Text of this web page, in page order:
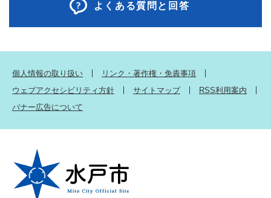
よくある質問と回答
個人情報の取り扱い
リンク・著作権・免責事項
ウェブアクセシビリティ方針
サイトマップ
RSS利用案内
バナー広告について